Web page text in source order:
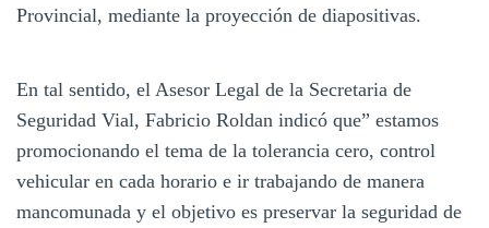
Provincial, mediante la proyección de diapositivas.
En tal sentido, el Asesor Legal de la Secretaria de
Seguridad Vial, Fabricio Roldan indicó que” estamos
promocionando el tema de la tolerancia cero, control
vehicular en cada horario e ir trabajando de manera
mancomunada y el objetivo es preservar la seguridad de